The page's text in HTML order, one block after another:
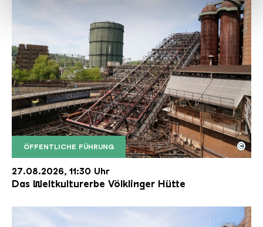
ÖFFENTLICHE FÜHRUNG
Der Erzschrägaufzug der Völklinger Hütte mit
Copyright: Weltkulturerbe Völklinger Hütte | Karl
©
27.08.2026, 11:30 Uhr
Das Weltkulturerbe Völklinger Hütte